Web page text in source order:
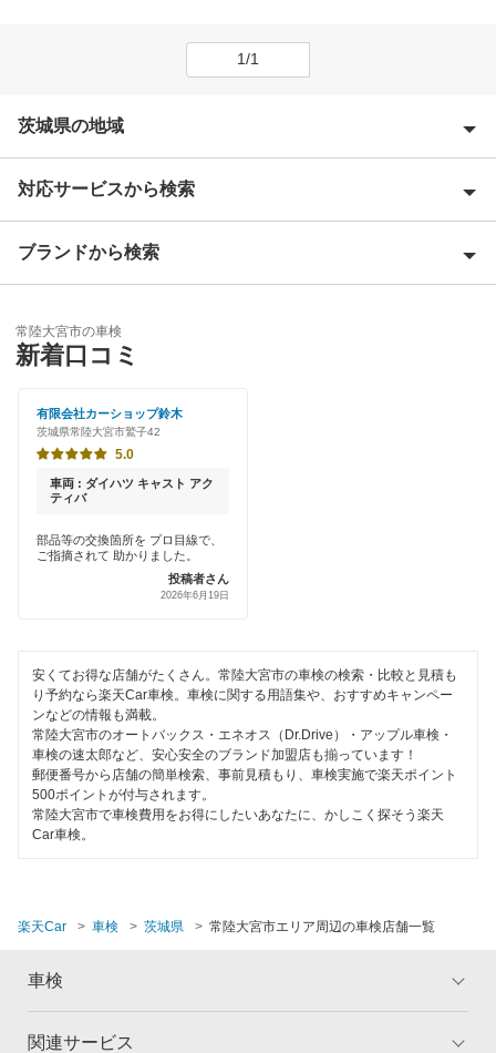
1/1
茨城県の地域
石岡市
稲敷郡
稲敷市
牛久市
小美玉市
笠間市
鹿嶋市
かすみがうら市
北相馬郡
久慈郡
古河市
桜川市
下妻市
高萩市
対応サービスから検索
優良店
早割りあり
土日祝OK
代車あり
120分以内の車検
1日車検
夜間受付
整備保証
コンピューター診断
ブランドから検索
JOYCAL（ジョイカル）
車検のコバック
マッハ車検
常陸大宮市の車検
新着口コミ
有限会社カーショップ鈴木
茨城県常陸大宮市鷲子42
5.0
車両 : ダイハツ キャスト アク
ティバ
部品等の交換箇所を プロ目線で、
ご指摘されて 助かりました。
投稿者さん
2026年6月19日
安くてお得な店舗がたくさん。常陸大宮市の車検の検索・比較と見積も
り予約なら楽天Car車検。車検に関する用語集や、おすすめキャンペー
ンなどの情報も満載。
常陸大宮市のオートバックス・エネオス（Dr.Drive）・アップル車検・
車検の速太郎など、安心安全のブランド加盟店も揃っています！
郵便番号から店舗の簡単検索、事前見積もり、車検実施で楽天ポイント
500ポイントが付与されます。
常陸大宮市で車検費用をお得にしたいあなたに、かしこく探そう楽天
Car車検。
楽天Car 車検 茨城県 常陸大宮市エリア周辺の車検店舗一覧
車検
トップ
関連サービス